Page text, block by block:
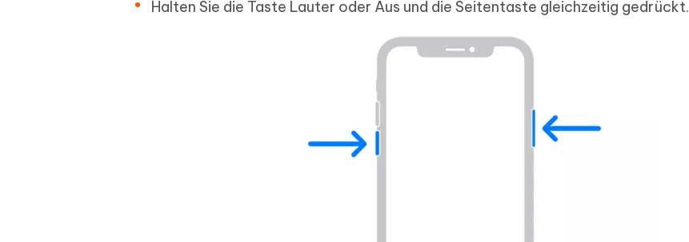
Halten Sie die Taste Lauter oder Aus und die Seitentaste gleichzeitig gedrückt.